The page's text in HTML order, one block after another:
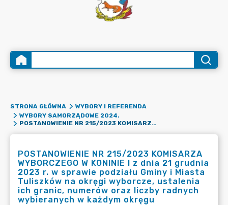
STRONA GŁÓWNA
WYBORY I REFERENDA
WYBORY SAMORZĄDOWE 2024.
POSTANOWIENIE NR 215/2023 KOMISARZA WYBORCZEGO W KONINIE I Z DNIA 21 GRUDNIA 2023 R. W SPRAWIE PODZIAŁU GMINY I MIASTA TULISZKÓW NA OKRĘGI WYBORCZE, USTALENIA ICH GRANIC, NUMERÓW ORAZ LICZBY RADNYCH WYBIERANYCH W KAŻDYM OKRĘGU
POSTANOWIENIE NR 215/2023 KOMISARZA
WYBORCZEGO W KONINIE I z dnia 21 grudnia
2023 r. w sprawie podziału Gminy i Miasta
Tuliszków na okręgi wyborcze, ustalenia
ich granic, numerów oraz liczby radnych
wybieranych w każdym okręgu